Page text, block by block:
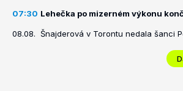
07:30 Lehečka po mizerném výkonu
08.08. Šnajderová v Torontu nedala šanci